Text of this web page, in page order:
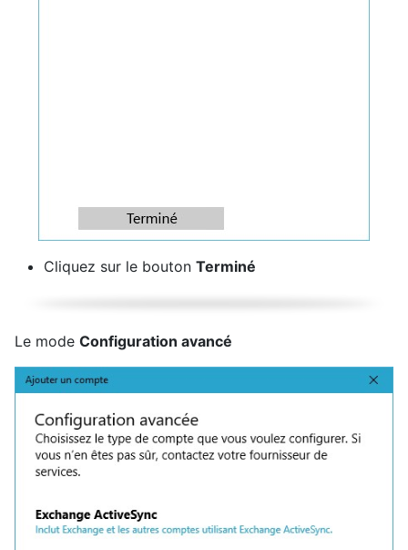
Cliquez sur le bouton Terminé
Le mode Configuration avancé